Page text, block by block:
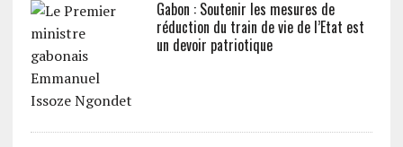
Gabon : Soutenir les mesures de
réduction du train de vie de l’Etat est
un devoir patriotique